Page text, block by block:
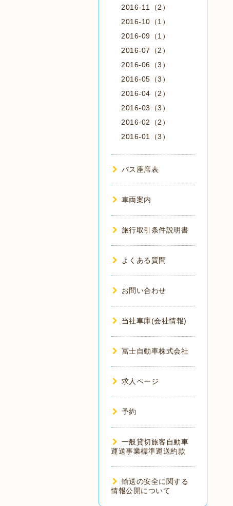
2016-11（2）
2016-10（1）
2016-09（1）
2016-07（2）
2016-06（3）
2016-05（3）
2016-04（2）
2016-03（3）
2016-02（2）
2016-01（3）
バス座席表
車両案内
旅行取引条件説明書
よくある質問
お問い合わせ
当社車庫(会社情報)
冨士自動車株式会社
求人ページ
予約
一般貸切旅客自動車
運送事業標準運送約款
輸送の安全に関する
情報公開について